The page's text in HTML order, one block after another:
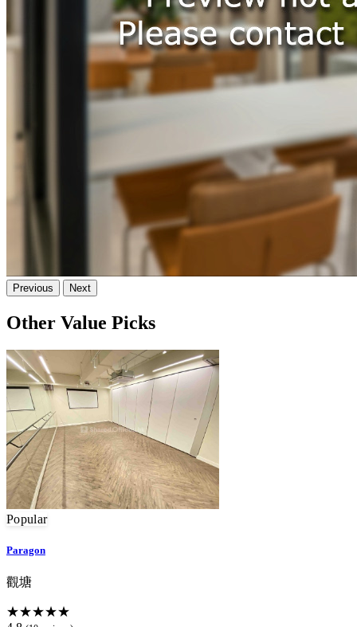
Previous Next
Other Value Picks
Popular
Paragon
觀塘
★★★★★